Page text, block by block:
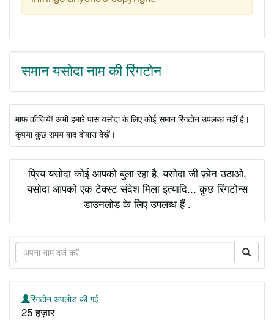
समान यसोदा नाम की रिंगटोन
माफ़ कीजिये! अभी हमारे पास यसोदा के लिए कोई समान रिंगटोन उपलब्ध नहीं है।
कृपया कुछ समय बाद दोबारा देखें।
प्रिय यसोदा कोई आपको बुला रहा है, यसोदा जी फ़ोन उठाओ,
यसोदा आपको एक टेक्स्ट संदेश मिला इत्यादि... कुछ रिंगटोन्स
डाउनलोड के लिए उपलब्ध हैं .
रिंगटोन अपलोड की गई
25 हज़ार